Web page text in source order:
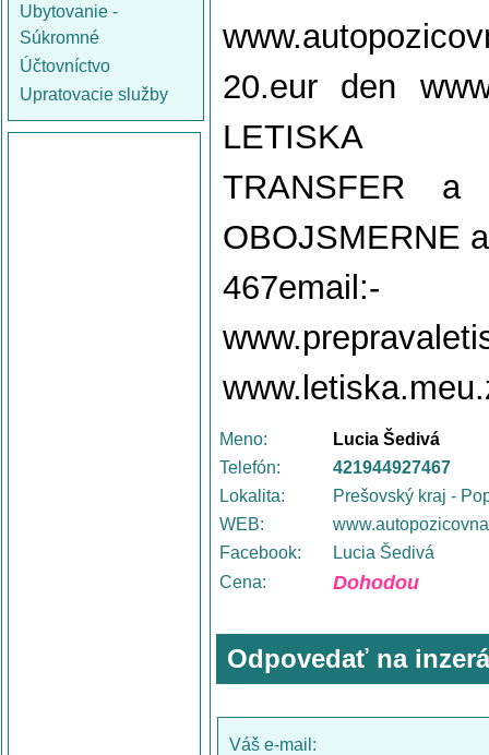
Ubytovanie -
Súkromné
Účtovníctvo
Upratovacie služby
20.eur den
LETISKA
TRANSFER a
OBOJSMERNE
467email:-
Meno:
Lucia Šedivá
Telefón:
421944927467
Lokalita:
Prešovský kraj -
WEB:
Facebook:
Lucia Šedivá
Cena:
Dohodou
Odpovedať na
Váš e-mail: